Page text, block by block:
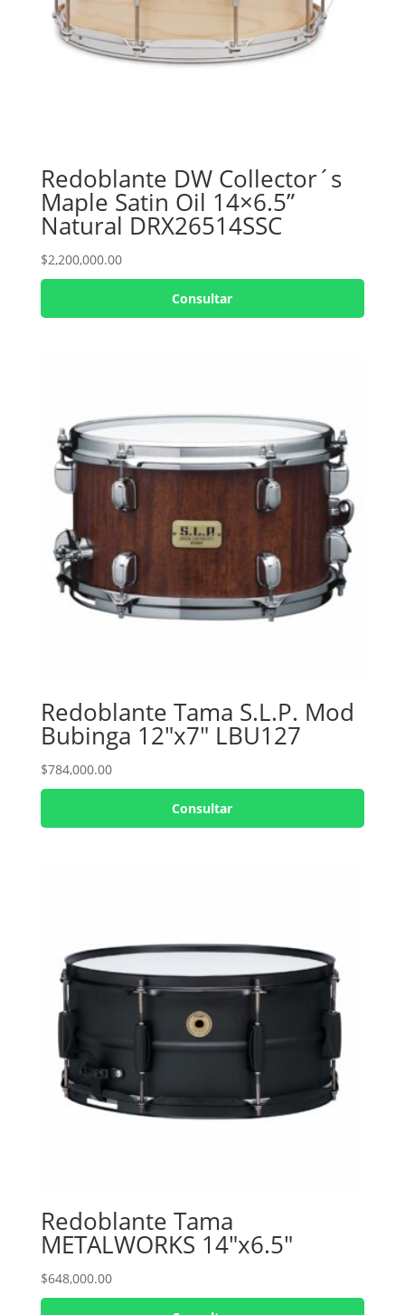
Redoblante DW Collector´s
Maple Satin Oil 14×6.5”
Natural DRX26514SSC
$2,200,000.00
Consultar
Redoblante Tama S.L.P. Mod
Bubinga 12″x7″ LBU127
$784,000.00
Consultar
Redoblante Tama
METALWORKS 14″x6.5″
$648,000.00